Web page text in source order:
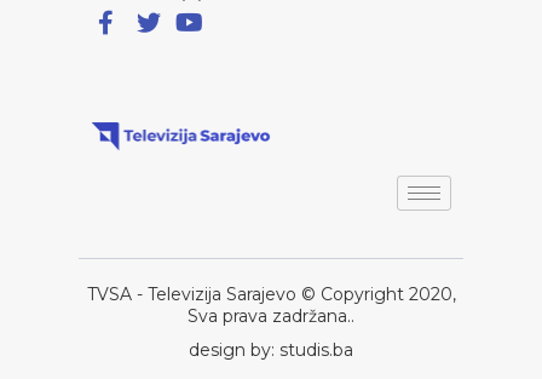
TVSA - Televizija Sarajevo © Copyright 2020,
Sva prava zadržana..
design by: studis.ba